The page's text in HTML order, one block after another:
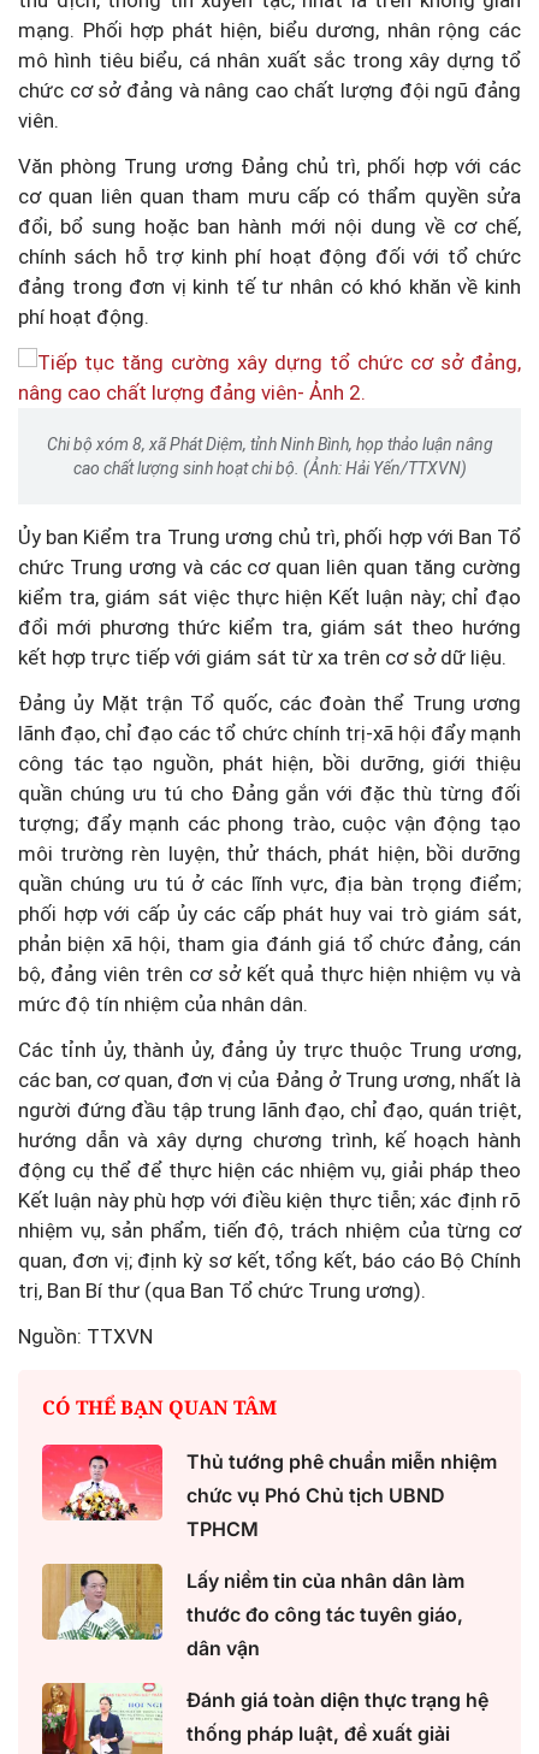
mạng. Phối hợp phát hiện, biểu dương, nhân rộng các
mô hình tiêu biểu, cá nhân xuất sắc trong xây dựng tổ
chức cơ sở đảng và nâng cao chất lượng đội ngũ đảng
viên.
Văn phòng Trung ương Đảng chủ trì, phối hợp với các
cơ quan liên quan tham mưu cấp có thẩm quyền sửa
đổi, bổ sung hoặc ban hành mới nội dung về cơ chế,
chính sách hỗ trợ kinh phí hoạt động đối với tổ chức
đảng trong đơn vị kinh tế tư nhân có khó khăn về kinh
phí hoạt động.
Chi bộ xóm 8, xã Phát Diệm, tỉnh Ninh Bình, họp thảo luận nâng
cao chất lượng sinh hoạt chi bộ. (Ảnh: Hải Yến/TTXVN)
Ủy ban Kiểm tra Trung ương chủ trì, phối hợp với Ban Tổ
chức Trung ương và các cơ quan liên quan tăng cường
kiểm tra, giám sát việc thực hiện Kết luận này; chỉ đạo
đổi mới phương thức kiểm tra, giám sát theo hướng
kết hợp trực tiếp với giám sát từ xa trên cơ sở dữ liệu.
Đảng ủy Mặt trận Tổ quốc, các đoàn thể Trung ương
lãnh đạo, chỉ đạo các tổ chức chính trị-xã hội đẩy mạnh
công tác tạo nguồn, phát hiện, bồi dưỡng, giới thiệu
quần chúng ưu tú cho Đảng gắn với đặc thù từng đối
tượng; đẩy mạnh các phong trào, cuộc vận động tạo
môi trường rèn luyện, thử thách, phát hiện, bồi dưỡng
quần chúng ưu tú ở các lĩnh vực, địa bàn trọng điểm;
phối hợp với cấp ủy các cấp phát huy vai trò giám sát,
phản biện xã hội, tham gia đánh giá tổ chức đảng, cán
bộ, đảng viên trên cơ sở kết quả thực hiện nhiệm vụ và
mức độ tín nhiệm của nhân dân.
Các tỉnh ủy, thành ủy, đảng ủy trực thuộc Trung ương,
các ban, cơ quan, đơn vị của Đảng ở Trung ương, nhất là
người đứng đầu tập trung lãnh đạo, chỉ đạo, quán triệt,
hướng dẫn và xây dựng chương trình, kế hoạch hành
động cụ thể để thực hiện các nhiệm vụ, giải pháp theo
Kết luận này phù hợp với điều kiện thực tiễn; xác định rõ
nhiệm vụ, sản phẩm, tiến độ, trách nhiệm của từng cơ
quan, đơn vị; định kỳ sơ kết, tổng kết, báo cáo Bộ Chính
trị, Ban Bí thư (qua Ban Tổ chức Trung ương).
Nguồn: TTXVN
CÓ THỂ BẠN QUAN TÂM
Thủ tướng phê chuẩn miễn nhiệm
chức vụ Phó Chủ tịch UBND
TPHCM
Lấy niềm tin của nhân dân làm
thước đo công tác tuyên giáo,
dân vận
Đánh giá toàn diện thực trạng hệ
thống pháp luật, đề xuất giải